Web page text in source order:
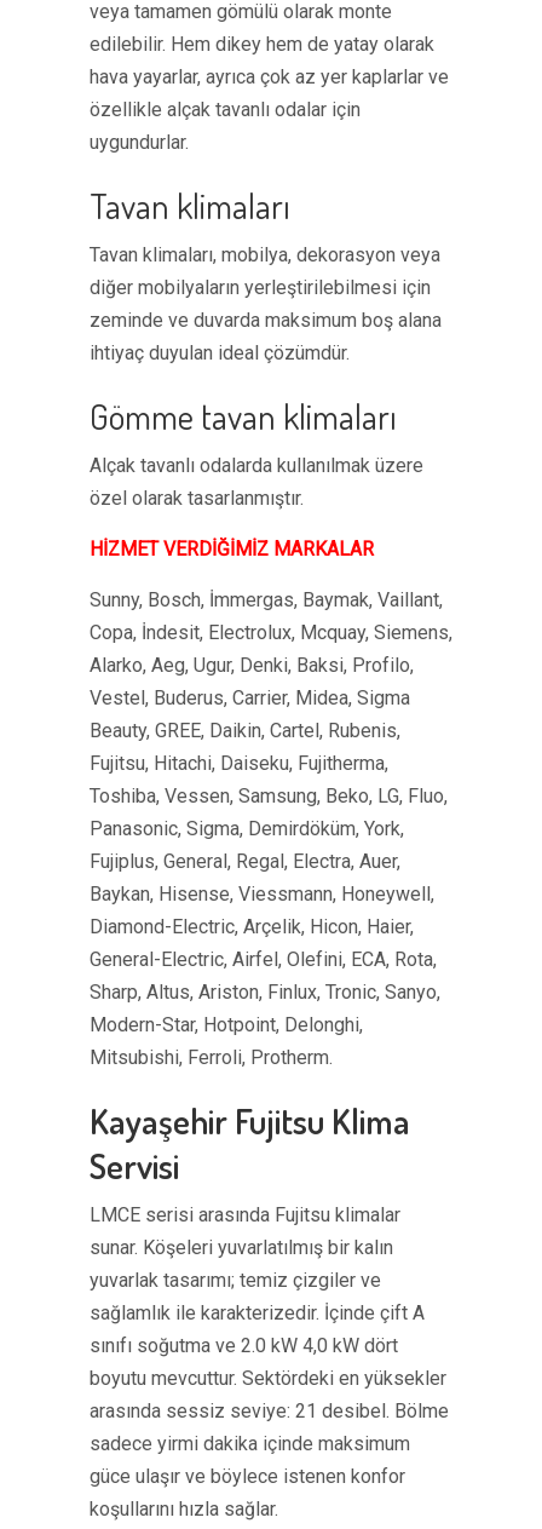
veya tamamen gömülü olarak monte
edilebilir. Hem dikey hem de yatay olarak
hava yayarlar, ayrıca çok az yer kaplarlar ve
özellikle alçak tavanlı odalar için
uygundurlar.
Tavan klimaları
Tavan klimaları, mobilya, dekorasyon veya
diğer mobilyaların yerleştirilebilmesi için
zeminde ve duvarda maksimum boş alana
ihtiyaç duyulan ideal çözümdür.
Gömme tavan klimaları
Alçak tavanlı odalarda kullanılmak üzere
özel olarak tasarlanmıştır.
HİZMET VERDİĞİMİZ MARKALAR
Sunny, Bosch, İmmergas, Baymak, Vaillant,
Copa, İndesit, Electrolux, Mcquay, Siemens,
Alarko, Aeg, Ugur, Denki, Baksi, Profilo,
Vestel, Buderus, Carrier, Midea, Sigma
Beauty, GREE, Daikin, Cartel, Rubenis,
Fujitsu, Hitachi, Daiseku, Fujitherma,
Toshiba, Vessen, Samsung, Beko, LG, Fluo,
Panasonic, Sigma, Demirdöküm, York,
Fujiplus, General, Regal, Electra, Auer,
Baykan, Hisense, Viessmann, Honeywell,
Diamond-Electric, Arçelik, Hicon, Haier,
General-Electric, Airfel, Olefini, ECA, Rota,
Sharp, Altus, Ariston, Finlux, Tronic, Sanyo,
Modern-Star, Hotpoint, Delonghi,
Mitsubishi, Ferroli, Protherm.
Kayaşehir Fujitsu Klima
Servisi
LMCE serisi arasında Fujitsu klimalar
sunar. Köşeleri yuvarlatılmış bir kalın
yuvarlak tasarımı; temiz çizgiler ve
sağlamlık ile karakterizedir. İçinde çift A
sınıfı soğutma ve 2.0 kW 4,0 kW dört
boyutu mevcuttur. Sektördeki en yüksekler
arasında sessiz seviye: 21 desibel. Bölme
sadece yirmi dakika içinde maksimum
güce ulaşır ve böylece istenen konfor
koşullarını hızla sağlar.